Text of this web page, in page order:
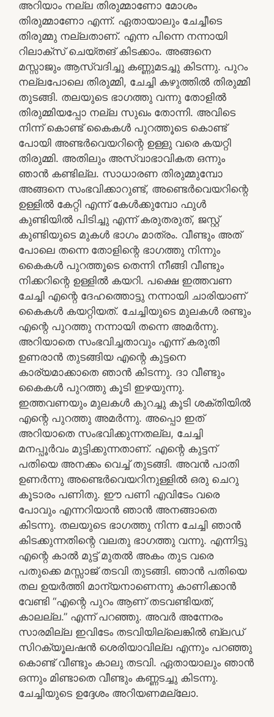
അറിയാം നല്ല തിരുമ്മാണോ മോശം
തിരുമ്മാണോ എന്ന്. ഏതായാലും ചേച്ചീടെ
തിരുമ്മു നല്ലതാണ്. എന്ന പിന്നെ നന്നായി
റിലാക്സ് ചെയ്തങ് കിടക്കാം. അങ്ങനെ
മസ്സാജും ആസ്വദിച്ചു കണ്ണുമടച്ചു കിടന്നു. പുറം
നല്ലപോലെ തിരുമ്മി, ചേച്ചി കഴുത്തിൽ തിരുമ്മി
തുടങ്ങി. തലയുടെ ഭാഗത്തു വന്നു തോളിൽ
തിരുമ്മിയപ്പോ നല്ല സുഖം തോന്നി. അവിടെ
നിന്ന് കൊണ്ട് കൈകൾ പുറത്തൂടെ കൊണ്ട്
പോയി അണ്ടർവെയറിന്റെ ഉള്ളു വരെ കയറ്റി
തിരുമ്മി. അതിലും അസ്വാഭാവികത ഒന്നും
ഞാൻ കണ്ടില്ല. സാധാരണ തിരുമ്മുമ്പോ
അങ്ങനെ സംഭവിക്കാറുണ്ട്, അണ്ടെർവെയറിന്റെ
ഉള്ളിൽ കേറ്റി എന്ന് കേൾക്കുമ്പോ ഫുൾ
കുണ്ടിയിൽ പിടിച്ചു എന്ന് കരുതരുത്, ജസ്റ്റ്
കുണ്ടിയുടെ മുകൾ ഭാഗം മാത്രം. വീണ്ടും അത്
പോലെ തന്നെ തോളിന്റെ ഭാഗത്തു നിന്നും
കൈകൾ പുറത്തൂടെ തെന്നി നീങ്ങി വീണ്ടും
നിക്കറിന്റെ ഉള്ളിൽ കയറി. പക്ഷെ ഇത്തവണ
ചേച്ചി എന്റെ ദേഹത്തൊട്ടു നന്നായി ചാരിയാണ്
കൈകൾ കയറ്റിയത്. ചേച്ചിയുടെ മുലകൾ രണ്ടും
എന്റെ പുറത്തു നന്നായി തന്നെ അമർന്നു.
അറിയാതെ സംഭവിച്ചതാവും എന്ന് കരുതി
ഉണരാൻ തുടങ്ങിയ എന്റെ കുട്ടനെ
കാര്യമാക്കാതെ ഞാൻ കിടന്നു. ദാ വീണ്ടും
കൈകൾ പുറത്തു കൂടി ഇഴയുന്നു.
ഇത്തവണയും മുലകൾ കുറച്ചു കൂടി ശക്തിയിൽ
എന്റെ പുറത്തു അമർന്നു. അപ്പൊ ഇത്
അറിയാതെ സംഭവിക്കുന്നതല്ല, ചേച്ചി
മനപ്പൂർവം മുട്ടിക്കുന്നതാണ്. എന്റെ കുട്ടന്
പതിയെ അനക്കം വെച്ച് തുടങ്ങി. അവൻ പാതി
ഉണർന്നു അണ്ടെർവെയറിനുള്ളിൽ ഒരു ചെറു
കൂടാരം പണിതു. ഈ പണി എവിടേം വരെ
പോവും എന്നറിയാൻ ഞാൻ അനങ്ങാതെ
കിടന്നു. തലയുടെ ഭാഗത്തു നിന്ന ചേച്ചി ഞാൻ
കിടക്കുന്നതിന്റെ വലതു ഭാഗത്തു വന്നു. എന്നിട്ടു
എന്റെ കാൽ മുട്ട് മുതൽ അകം തുട വരെ
പതുക്കെ മസ്സാജ് തടവി തുടങ്ങി. ഞാൻ പതിയെ
തല ഉയർത്തി മാന്യനാണെന്നു കാണിക്കാൻ
വേണ്ടി “എന്റെ പുറം ആണ് തടവണ്ടിയത്,
കാലല്ല.” എന്ന് പറഞ്ഞു. അവർ അന്നേരം
സാരമില്ല ഇവിടേം തടവിയില്ലെങ്കിൽ ബ്ലഡ്
സിറക്യൂലഷൻ ശെരിയാവില്ല എന്നും പറഞ്ഞു
കൊണ്ട് വീണ്ടും കാലു തടവി. ഏതായാലും ഞാൻ
ഒന്നും മിണ്ടാതെ വീണ്ടും കണ്ണടച്ചു കിടന്നു.
ചേച്ചിയുടെ ഉദ്ദേശം അറിയണമല്ലോ.